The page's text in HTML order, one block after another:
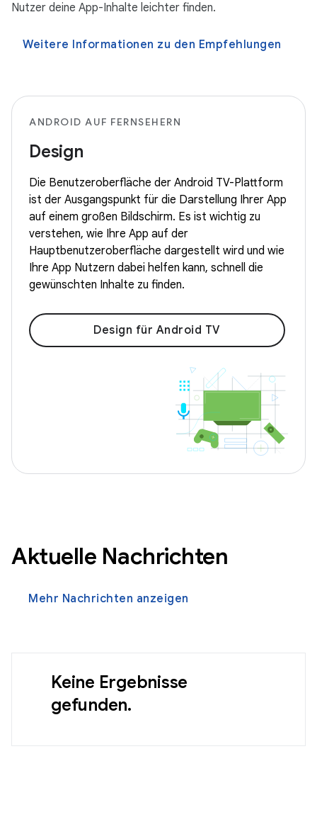
Nutzer deine App-Inhalte leichter finden.
Weitere Informationen zu den Empfehlungen
ANDROID AUF FERNSEHERN
Design
Die Benutzeroberfläche der Android TV-Plattform
ist der Ausgangspunkt für die Darstellung Ihrer App
auf einem großen Bildschirm. Es ist wichtig zu
verstehen, wie Ihre App auf der
Hauptbenutzeroberfläche dargestellt wird und wie
Ihre App Nutzern dabei helfen kann, schnell die
gewünschten Inhalte zu finden.
Design für Android TV
Aktuelle Nachrichten
Mehr Nachrichten anzeigen
Keine Ergebnisse
gefunden.